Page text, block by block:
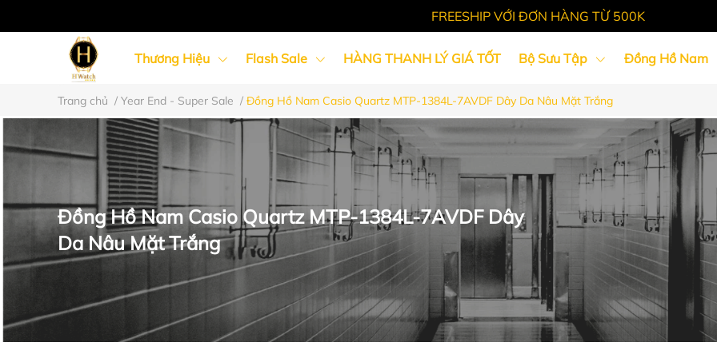
FREESHIP VỚI ĐƠN HÀNG TỪ 500K
Thương Hiệu Flash Sale HÀNG THANH LÝ GIÁ TỐT Bộ Sưu Tập Đồng Hồ Nam
Đồng Hồ Nữ Đồng Hồ Cặp Đôi
Trang chủ / Year End - Super Sale / Đồng Hồ Nam Casio Quartz MTP-1384L-7AVDF Dây Da Nâu Mặt Trắng
Đồng Hồ Nam Casio Quartz MTP-1384L-7AVDF Dây
Da Nâu Mặt Trắng